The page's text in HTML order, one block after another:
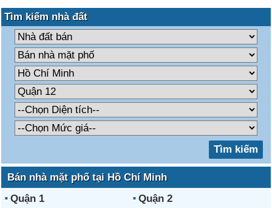
Tìm kiếm nhà đất
Bán nhà mặt phố tại Hồ Chí Minh
Quận 1
Quận 2